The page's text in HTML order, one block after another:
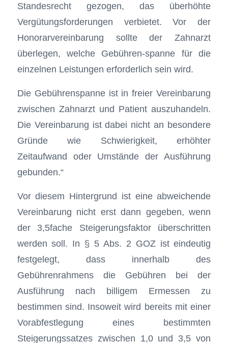
Standesrecht gezogen, das überhöhte
Vergütungsforderungen verbietet. Vor der
Honorarvereinbarung sollte der Zahnarzt
überlegen, welche Gebühren-spanne für die
einzelnen Leistungen erforderlich sein wird.
Die Gebührenspanne ist in freier Vereinbarung
zwischen Zahnarzt und Patient auszuhandeln.
Die Vereinbarung ist dabei nicht an besondere
Gründe wie Schwierigkeit, erhöhter
Zeitaufwand oder Umstände der Ausführung
gebunden.“
Vor diesem Hintergrund ist eine abweichende
Vereinbarung nicht erst dann gegeben, wenn
der 3,5fache Steigerungsfaktor überschritten
werden soll. In § 5 Abs. 2 GOZ ist eindeutig
festgelegt, dass innerhalb des
Gebührenrahmens die Gebühren bei der
Ausführung nach billigem Ermessen zu
bestimmen sind. Insoweit wird bereits mit einer
Vorabfestlegung eines bestimmten
Steigerungssatzes zwischen 1,0 und 3,5 von